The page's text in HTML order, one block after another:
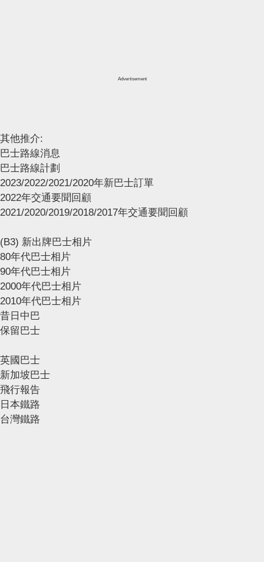
Advertisement
其他推介:
巴士路線消息
巴士路線計劃
2023/2022/2021/2020年新巴士訂單
2022年交通要聞回顧
2021/2020/2019/2018/2017年交通要聞回顧
(B3) 新出牌巴士相片
80年代巴士相片
90年代巴士相片
2000年代巴士相片
2010年代巴士相片
昔日中巴
保留巴士
英國巴士
新加坡巴士
飛行報告
日本鐵路
台灣鐵路